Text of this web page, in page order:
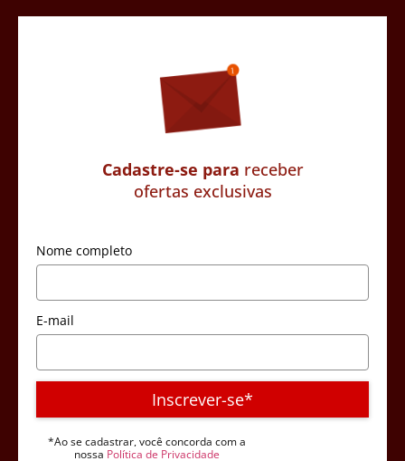
Cadastre-se para receber
ofertas exclusivas
Nome completo
E-mail
Inscrever-se*
*Ao se cadastrar, você concorda com a
nossa Política de Privacidade